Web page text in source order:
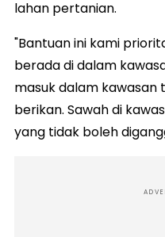
lahan pertanian.
"Bantuan ini kami
berada di dalam
masuk dalam kawasan
berikan. Sawah di
yang tidak boleh